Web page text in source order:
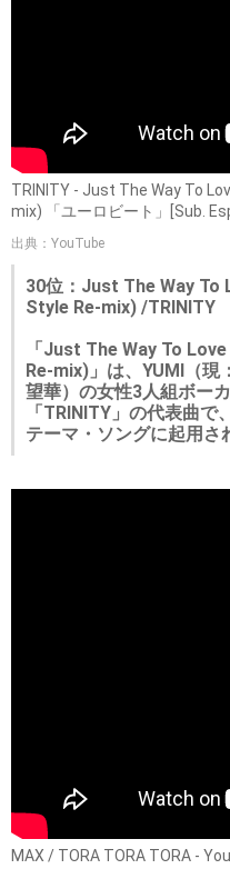
TRINITY - Just The Way To
mix) 「ユーロビート」[Sub.
出典：YouTube
30位：Just The Way To
Style Re-mix) /TRINITY
「Just The Way To
Re-mix)」は、YUMI（現
望華）の女性3人組ボー
「TRINITY」の代表曲で
テーマ・ソングに起用さ
MAX / TORA TORA TORA -